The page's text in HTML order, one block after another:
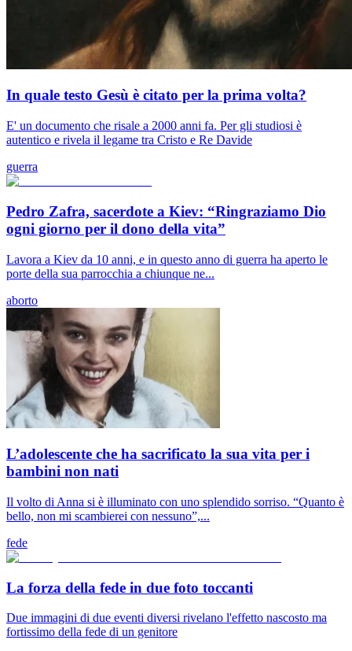
In quale testo Gesù è citato per la prima volta?
E' un documento che risale a 2000 anni fa. Per gli studiosi è
autentico e rivela il legame tra Cristo e Re Davide
guerra
Pedro Zafra, sacerdote a Kiev: “Ringraziamo Dio
ogni giorno per il dono della vita”
Lavora a Kiev da 10 anni, e in questo anno di guerra ha aperto le
porte della sua parrocchia a chiunque ne...
aborto
L’adolescente che ha sacrificato la sua vita per i
bambini non nati
Il volto di Anna si è illuminato con uno splendido sorriso. “Quanto è
bello, non mi scambierei con nessuno”,...
fede
La forza della fede in due foto toccanti
Due immagini di due eventi diversi rivelano l'effetto nascosto ma
fortissimo della fede di un genitore